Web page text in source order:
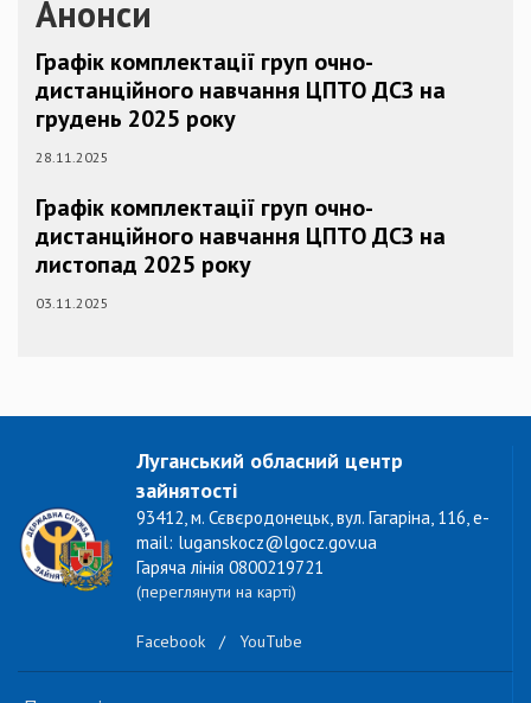
Анонси
Графік комплектації груп очно-
дистанційного навчання ЦПТО ДСЗ на
грудень 2025 року
28.11.2025
Графік комплектації груп очно-
дистанційного навчання ЦПТО ДСЗ на
листопад 2025 року
03.11.2025
Луганський обласний центр
зайнятості
93412, м. Сєвєродонецьк, вул. Гагаріна, 116, e-
mail: luganskocz@lgocz.gov.ua
Гаряча лінія 0800219721
(переглянути на карті)
Facebook / YouTube